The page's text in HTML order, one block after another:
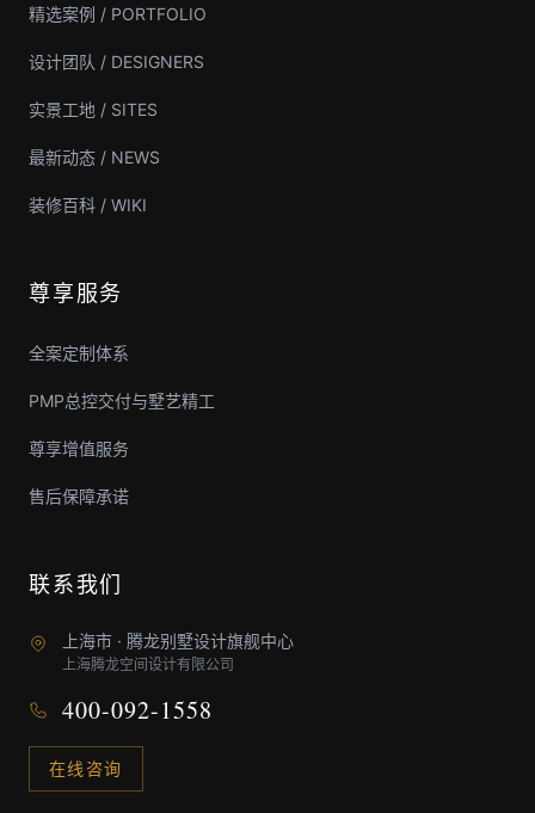
精选案例 / PORTFOLIO
设计团队 / DESIGNERS
实景工地 / SITES
最新动态 / NEWS
装修百科 / WIKI
尊享服务
全案定制体系
PMP总控交付与墅艺精工
尊享增值服务
售后保障承诺
联系我们
上海市 · 腾龙别墅设计旗舰中心
上海腾龙空间设计有限公司
400-092-1558
在线咨询